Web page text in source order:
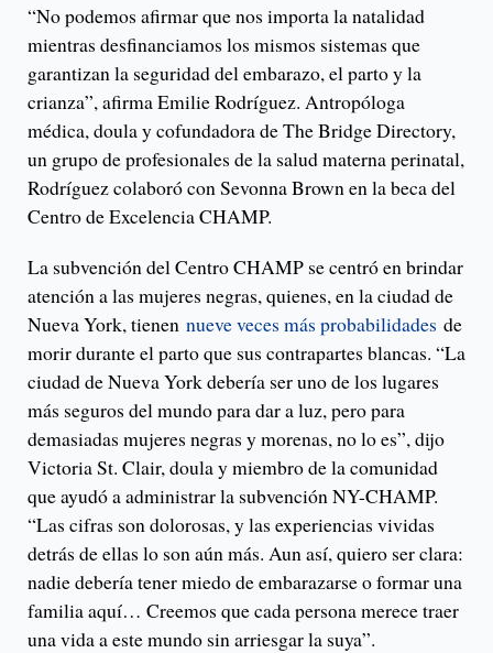
“No podemos afirmar que nos importa la natalidad
mientras desfinanciamos los mismos sistemas que
garantizan la seguridad del embarazo, el parto y la
crianza”, afirma Emilie Rodríguez. Antropóloga
médica, doula y cofundadora de The Bridge Directory,
un grupo de profesionales de la salud materna perinatal,
Rodríguez colaboró ​​con Sevonna Brown en la beca del
Centro de Excelencia CHAMP.
La subvención del Centro CHAMP se centró en brindar
atención a las mujeres negras, quienes, en la ciudad de
Nueva York, tienen nueve veces más probabilidades de
morir durante el parto que sus contrapartes blancas. “La
ciudad de Nueva York debería ser uno de los lugares
más seguros del mundo para dar a luz, pero para
demasiadas mujeres negras y morenas, no lo es”, dijo
Victoria St. Clair, doula y miembro de la comunidad
que ayudó a administrar la subvención NY-CHAMP.
“Las cifras son dolorosas, y las experiencias vividas
detrás de ellas lo son aún más. Aun así, quiero ser clara:
nadie debería tener miedo de embarazarse o formar una
familia aquí… Creemos que cada persona merece traer
una vida a este mundo sin arriesgar la suya”.